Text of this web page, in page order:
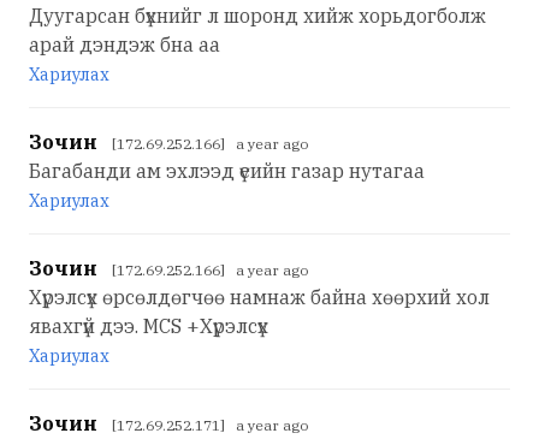
Дуугарсан бүхнийг л шоронд хийж хорьдогболж
арай дэндэж бна аа
Хариулах
Зочин [172.69.252.166] a year ago
Багабанди ам эхлээд үеийн газар нутагаа
Хариулах
Зочин [172.69.252.166] a year ago
Хүрэлсүх өрсөлдөгчөө намнаж байна хөөрхий хол
явахгүй дээ. МСS +Хүрэлсүх
Хариулах
Зочин [172.69.252.171] a year ago